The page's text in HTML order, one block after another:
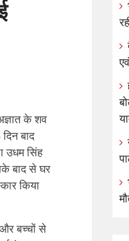
के शव
बाद
उधम सिंह
बाद से घर
किया
और बच्चों से